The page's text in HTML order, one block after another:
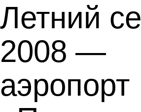
Летний
2008 —
аэропорт